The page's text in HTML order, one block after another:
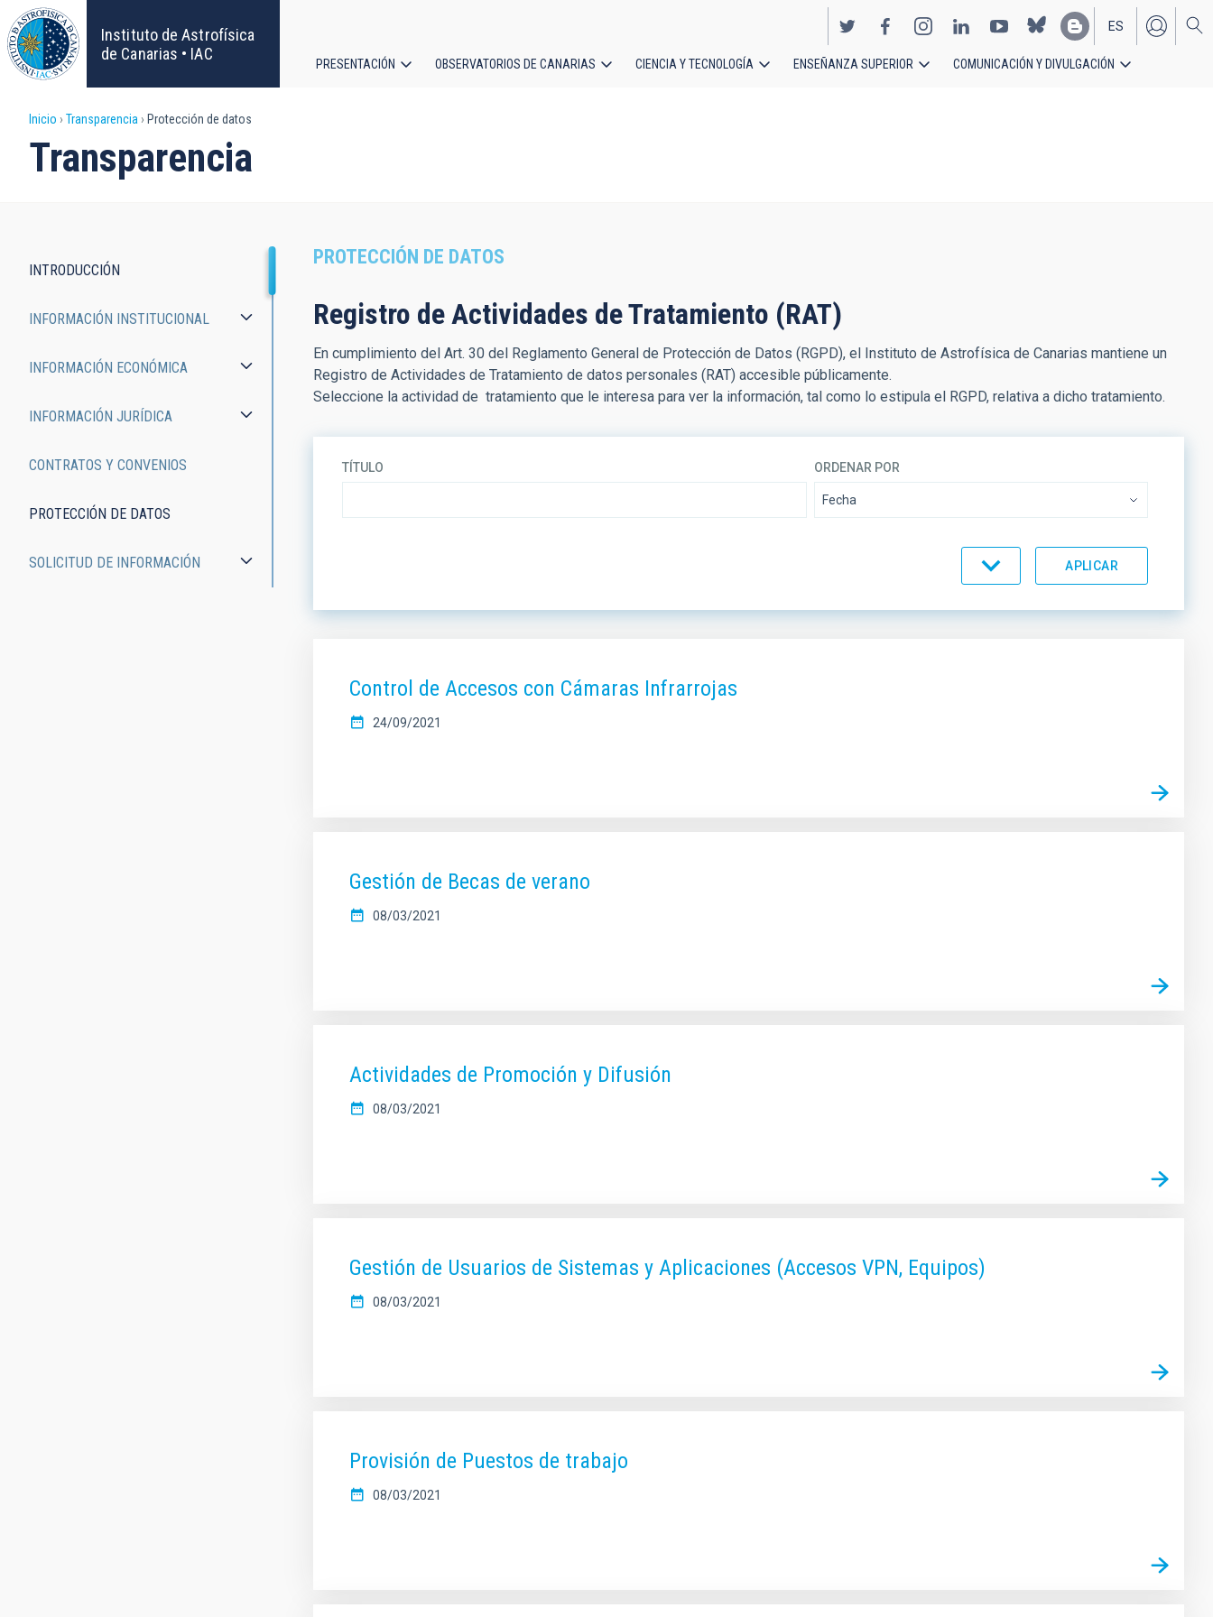
Pasar
al
contenido
principal
Instituto de Astrofísica
de Canarias • IAC
EN
ES
PRESENTACIÓN OBSERVATORIOS DE CANARIAS CIENCIA Y TECNOLOGÍA ENSEÑANZA SUPERIOR COMUNICACIÓN Y DIVULGACIÓN
Sobrescribir
enlaces
la
navegación
Inicio Transparencia Protección de datos
Transparencia
PROTECCIÓN DE DATOS
Registro de Actividades de Tratamiento (RAT)
En cumplimiento del Art. 30 del Reglamento General de Protección de Datos (RGPD), el Instituto de Astrofísica de Canarias mantiene un
Registro de Actividades de Tratamiento de datos personales (RAT) accesible públicamente.
Seleccione la actividad de tratamiento que le interesa para ver la información, tal como lo estipula el RGPD, relativa a dicho tratamiento.
TÍTULO ORDENAR POR
Control de Accesos con Cámaras Infrarrojas
24/09/2021
Gestión de Becas de verano
08/03/2021
Actividades de Promoción y Difusión
08/03/2021
Gestión de Usuarios de Sistemas y Aplicaciones (Accesos VPN, Equipos)
08/03/2021
Provisión de Puestos de trabajo
08/03/2021
INTRODUCCIÓN
INFORMACIÓN INSTITUCIONAL
INFORMACIÓN ECONÓMICA
INFORMACIÓN JURÍDICA
CONTRATOS Y CONVENIOS
PROTECCIÓN DE DATOS
SOLICITUD DE INFORMACIÓN